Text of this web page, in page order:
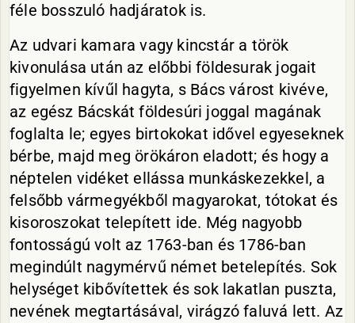
féle bosszuló hadjáratok is.
Az udvari kamara vagy kincstár a török
kivonulása után az előbbi földesurak jogait
figyelmen kívűl hagyta, s Bács várost kivéve,
az egész Bácskát földesúri joggal magának
foglalta le; egyes birtokokat idővel egyeseknek
bérbe, majd meg örökáron eladott; és hogy a
néptelen vidéket ellássa munkáskezekkel, a
felsőbb vármegyékből magyarokat, tótokat és
kisoroszokat telepített ide. Még nagyobb
fontosságú volt az 1763-ban és 1786-ban
megindúlt nagymérvű német betelepítés. Sok
helységet kibővítettek és sok lakatlan puszta,
nevének megtartásával, virágzó faluvá lett. Az